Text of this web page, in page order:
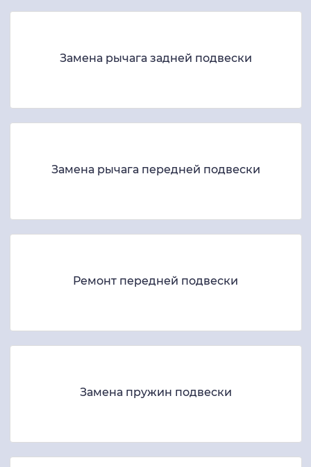
Замена рычага задней подвески
Замена рычага передней подвески
Ремонт передней подвески
Замена пружин подвески